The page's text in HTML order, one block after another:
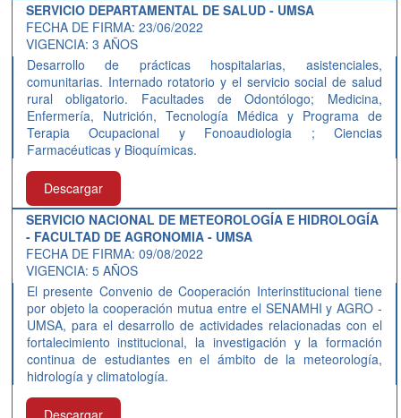
SERVICIO DEPARTAMENTAL DE SALUD - UMSA
FECHA DE FIRMA: 23/06/2022
VIGENCIA: 3 AÑOS
Desarrollo de prácticas hospitalarias, asistenciales,
comunitarias. Internado rotatorio y el servicio social de salud
rural obligatorio. Facultades de Odontólogo; Medicina,
Enfermería, Nutrición, Tecnología Médica y Programa de
Terapia Ocupacional y Fonoaudiologia ; Ciencias
Farmacéuticas y Bioquímicas.
Descargar
SERVICIO NACIONAL DE METEOROLOGÍA E HIDROLOGÍA
- FACULTAD DE AGRONOMIA - UMSA
FECHA DE FIRMA: 09/08/2022
VIGENCIA: 5 AÑOS
El presente Convenio de Cooperación Interinstitucional tiene
por objeto la cooperación mutua entre el SENAMHI y AGRO -
UMSA, para el desarrollo de actividades relacionadas con el
fortalecimiento institucional, la investigación y la formación
continua de estudiantes en el ámbito de la meteorología,
hidrología y climatología.